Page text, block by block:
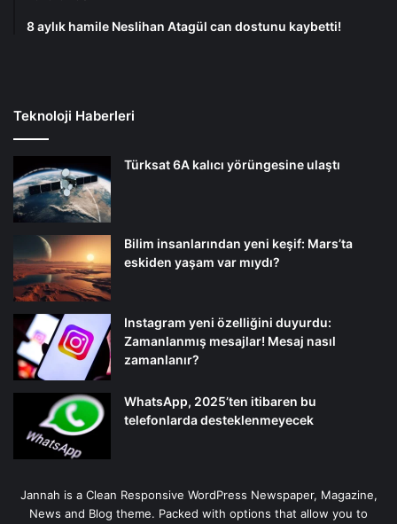
8 aylık hamile Neslihan Atagül can dostunu kaybetti!
Teknoloji Haberleri
Türksat 6A kalıcı yörüngesine ulaştı
Bilim insanlarından yeni keşif: Mars’ta
eskiden yaşam var mıydı?
Instagram yeni özelliğini duyurdu:
Zamanlanmış mesajlar! Mesaj nasıl
zamanlanır?
WhatsApp, 2025’ten itibaren bu
telefonlarda desteklenmeyecek
Jannah is a Clean Responsive WordPress Newspaper, Magazine,
News and Blog theme. Packed with options that allow you to